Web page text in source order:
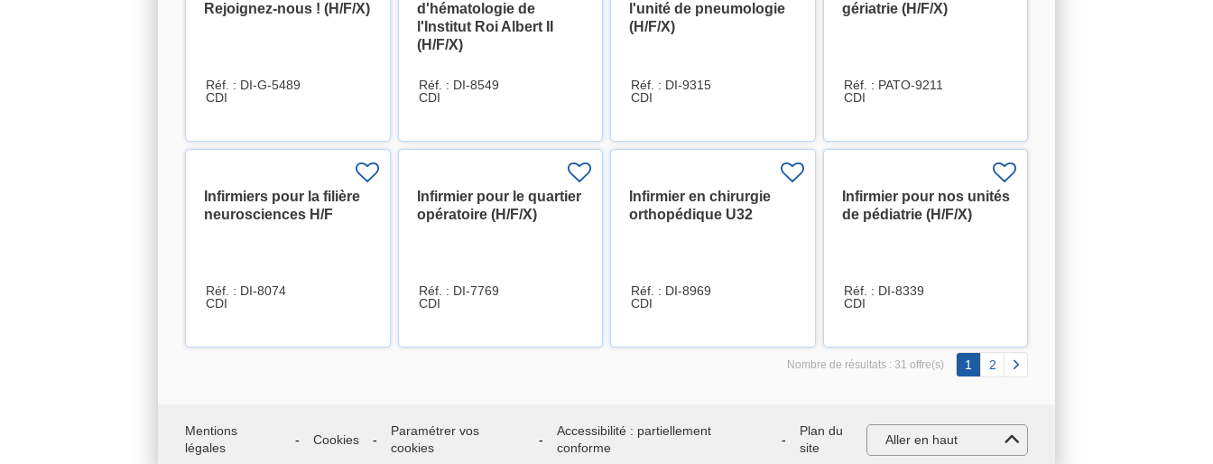
Rejoignez-nous ! (H/F/X)
Réf. : DI-G-5489
CDI
d'hématologie de
l'Institut Roi Albert II
(H/F/X)
Réf. : DI-8549
CDI
l'unité de pneumologie
(H/F/X)
Réf. : DI-9315
CDI
gériatrie (H/F/X)
Réf. : PATO-9211
CDI
Infirmiers pour la filière
neurosciences H/F
Réf. : DI-8074
CDI
Infirmier pour le quartier
opératoire (H/F/X)
Réf. : DI-7769
CDI
Infirmier en chirurgie
orthopédique U32
Réf. : DI-8969
CDI
Infirmier pour nos unités
de pédiatrie (H/F/X)
Réf. : DI-8339
CDI
Nombre de résultats : 31 offre(s) 1 2
Mentions
légales
Cookies
Paramétrer vos
cookies
Accessibilité : partiellement
conforme
Plan du
site
Aller en haut